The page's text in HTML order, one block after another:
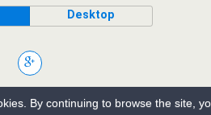
Desktop
By continuing to browse the site,
von